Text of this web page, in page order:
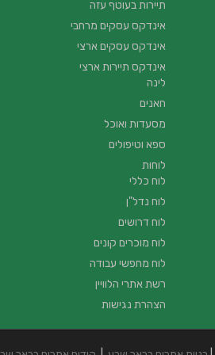
תיירות בעוטף עזה
אינדקס עסקים מרחבי
אינדקס עסקים ארצי
אינדקס תיירות ארצי
לינה
חאנים
מסעדות ואוכל
ספא וטיפולים
לוחות
לוח כללי
לוח נדל"ן
לוח דרושים
לוח מוכרים קונים
לוח מחפשי עבודה
רשת אתרי הלוויין
הצהרת נגישות